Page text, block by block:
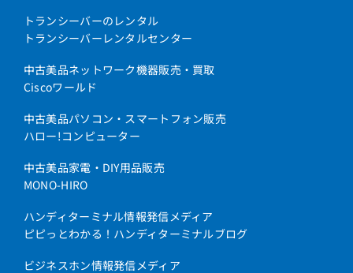
トランシーバーのレンタル
トランシーバーレンタルセンター
中古美品ネットワーク機器販売・買取
Ciscoワールド
中古美品パソコン・スマートフォン販売
ハロー!コンピューター
中古美品家電・DIY用品販売
MONO-HIRO
ハンディターミナル情報発信メディア
ピピっとわかる！ハンディターミナルブログ
ビジネスホン情報発信メディア